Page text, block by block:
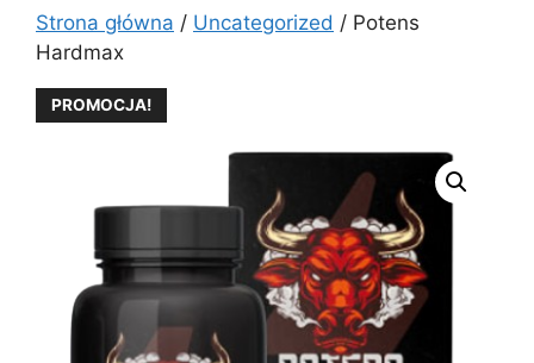
Strona główna / Uncategorized / Potens
Hardmax
PROMOCJA!